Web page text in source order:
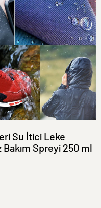
Su İtici Leke
Bakım Spreyi 250 ml